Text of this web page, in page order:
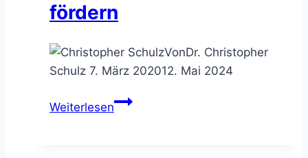
fördern
VonDr. Christopher
Schulz 7. März 202012. Mai 2024
WeiterlesenDas